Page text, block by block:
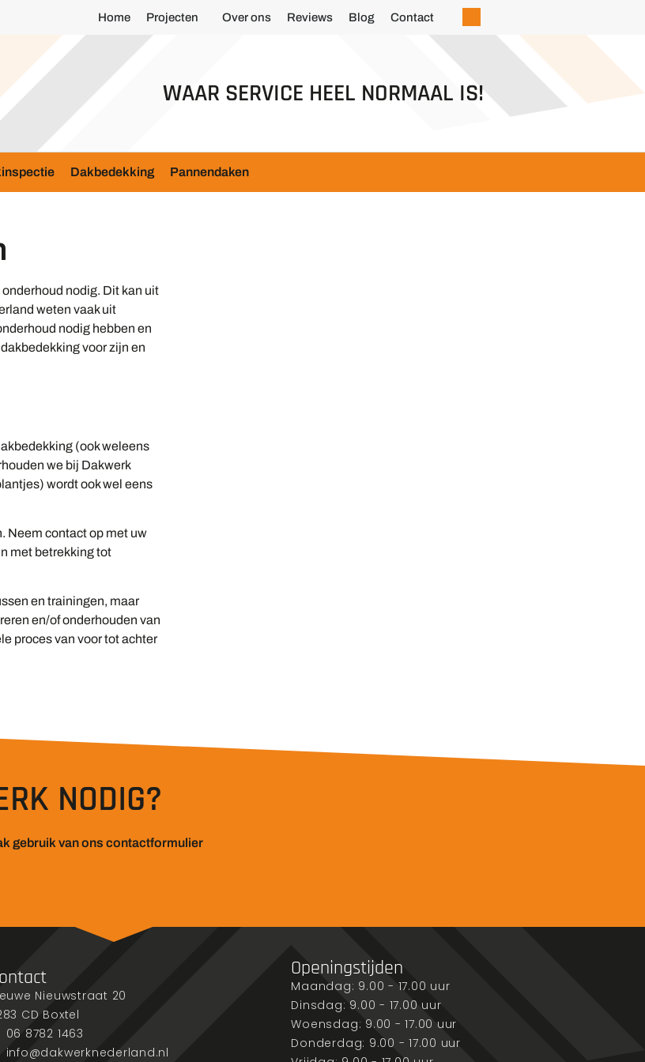
Home Projecten Over ons Reviews Blog Contact
WAAR SERVICE HEEL NORMAAL IS!
Dakbedekking Pannendaken
nodig. Dit kan uit
weten vaak uit
nodig hebben en
voor zijn en
(ook weleens
we bij Dakwerk
wordt ook wel eens
Neem contact op met uw
met betrekking tot
en trainingen, maar
en/of onderhouden van
proces van voor tot achter
NODIG?
gebruik van ons contactformulier
Nieuwstraat 20
CD Boxtel
06 8782 1463
info@dakwerknederland.nl
Openingstijden
Maandag: 9.00 - 17.00 uur
Dinsdag: 9.00 - 17.00 uur
Woensdag: 9.00 - 17.00 uur
Donderdag: 9.00 - 17.00 uur